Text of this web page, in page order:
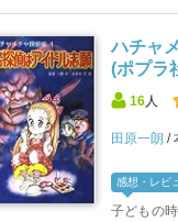
ハチャ
(ポプラ
16 人
田原一朗
感想・レビ
子どもの